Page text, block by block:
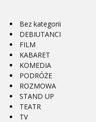
Bez kategorii
DEBIUTANCI
FILM
KABARET
KOMEDIA
PODRÓŻE
ROZMOWA
STAND UP
TEATR
TV